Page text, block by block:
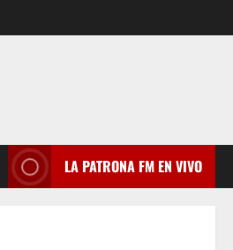
LA PATRONA FM EN VIVO